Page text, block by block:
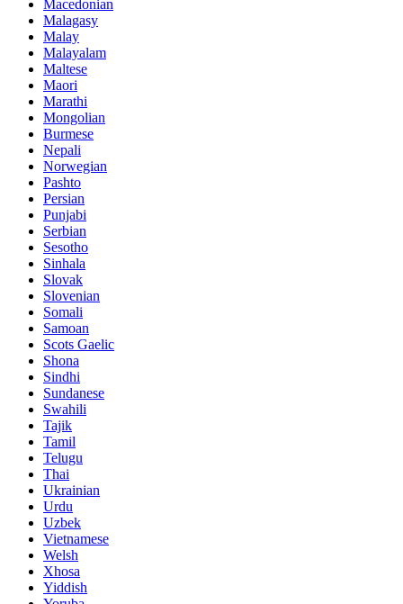
Macedonian
Malagasy
Malay
Malayalam
Maltese
Maori
Marathi
Mongolian
Burmese
Nepali
Norwegian
Pashto
Persian
Punjabi
Serbian
Sesotho
Sinhala
Slovak
Slovenian
Somali
Samoan
Scots Gaelic
Shona
Sindhi
Sundanese
Swahili
Tajik
Tamil
Telugu
Thai
Ukrainian
Urdu
Uzbek
Vietnamese
Welsh
Xhosa
Yiddish